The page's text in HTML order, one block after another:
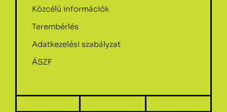
Közcélú információk
Terembérlés
Adatkezelési szabályzat
ÁSZF